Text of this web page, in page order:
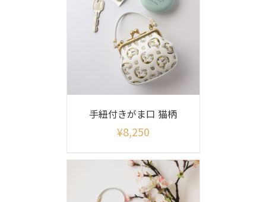
手紐付きがま口 猫柄
¥8,250